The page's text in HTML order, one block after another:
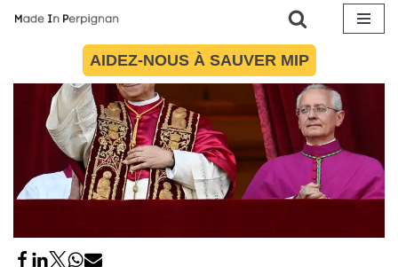
contenu
AIDEZ-NOUS À SAUVER MIP